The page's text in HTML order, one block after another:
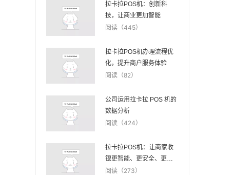
拉卡拉POS机：创新科
技，让商业更加智能
阅读（445）
拉卡拉POS机办理流程优
化，提升商户服务体验
阅读（82）
公司运用拉卡拉 POS 机的
数据分析
阅读（424）
拉卡拉POS机：让商家收
银更智能、更安全、更便
捷
阅读（273）